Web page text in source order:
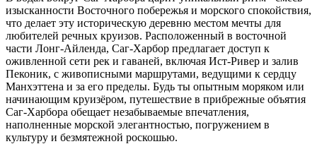
изысканности Восточного побережья и морского спокойствия,
что делает эту историческую деревню местом мечты для
любителей речных круизов. Расположенный в восточной
части Лонг-Айленда, Саг-Харбор предлагает доступ к
оживленной сети рек и гаваней, включая Ист-Ривер и залив
Пеконик, с живописными маршрутами, ведущими к сердцу
Манхэттена и за его пределы. Будь ты опытным моряком или
начинающим круизёром, путешествие в прибрежные объятия
Саг-Харбора обещает незабываемые впечатления,
наполненные морской элегантностью, погружением в
культуру и безмятежной роскошью.